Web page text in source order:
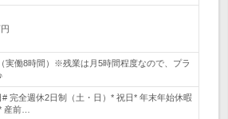
実働8時間）※残業は月5時間程度なので、プラ
完全週休2日制（土・日）* 祝日* 年末年始休暇
産前…